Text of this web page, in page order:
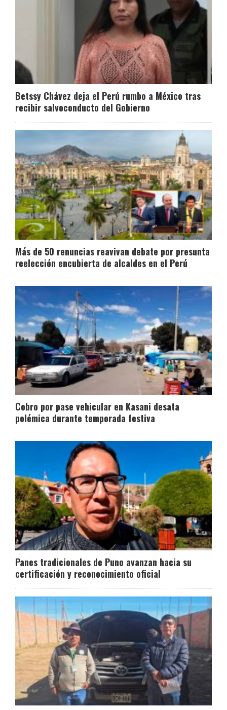
Betssy Chávez deja el Perú rumbo a México tras
recibir salvoconducto del Gobierno
Más de 50 renuncias reavivan debate por presunta
reelección encubierta de alcaldes en el Perú
Cobro por pase vehicular en Kasani desata
polémica durante temporada festiva
Panes tradicionales de Puno avanzan hacia su
certificación y reconocimiento oficial